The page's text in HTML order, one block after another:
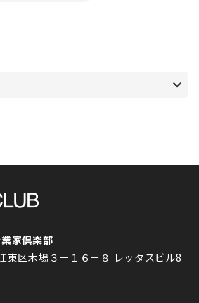
家倶楽部
区木場３－１６－８ レッタスビル8